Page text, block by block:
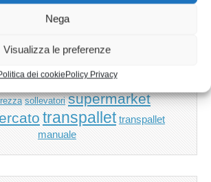
Nega
Visualizza le preferenze
dei cookiePolicy Privacy
spesacarrello
energia elettrica euro pallet gru
marcatura ce marketing manager
sollevatori supermarket
transpallet transpallet
manuale